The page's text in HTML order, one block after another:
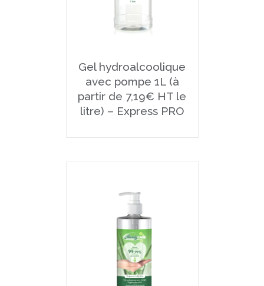
Gel hydroalcoolique
avec pompe 1L (à
partir de 7,19€ HT le
litre) – Express PRO